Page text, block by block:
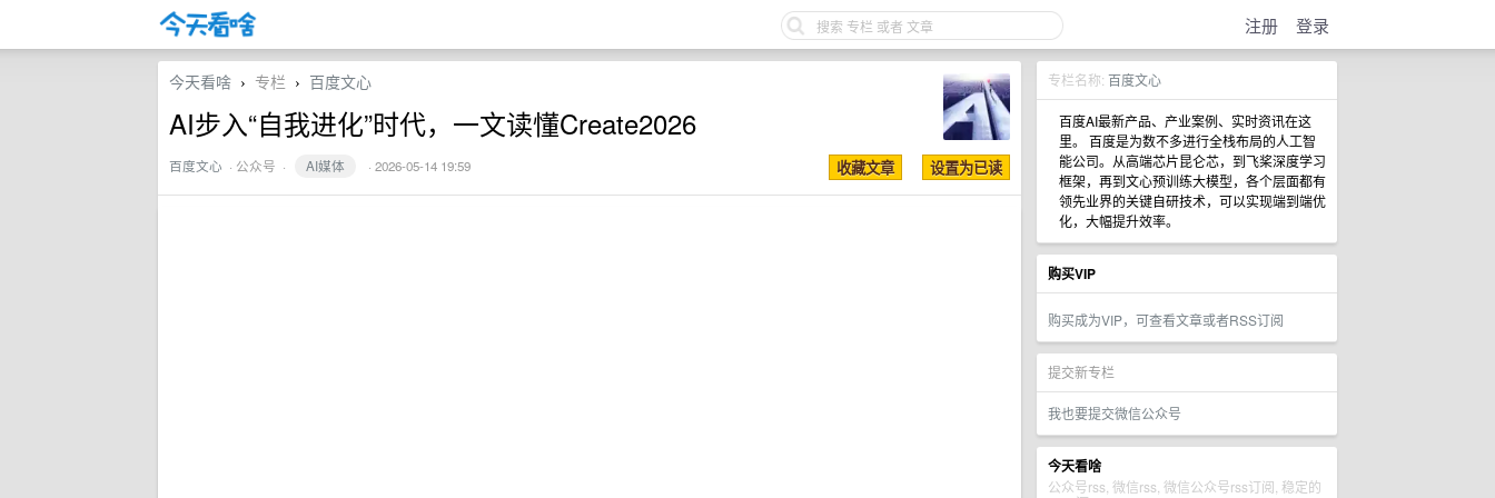
注册 登录
专栏名称: 百度文心
百度AI最新产品、产业案例、实时资讯在这
里。 百度是为数不多进行全栈布局的人工智
能公司。从高端芯片昆仑芯，到飞桨深度学习
框架，再到文心预训练大模型，各个层面都有
领先业界的关键自研技术，可以实现端到端优
化，大幅提升效率。
购买VIP
购买成为VIP，可查看文章或者RSS订阅
提交新专栏
我也要提交微信公众号
今天看啥
公众号rss, 微信rss, 微信公众号rss订阅, 稳定的
今天看啥 › 专栏 › 百度文心
AI步入“自我进化”时代，一文读懂Create2026
百度文心 · 公众号 · AI媒体 · 2026-05-14 19:59